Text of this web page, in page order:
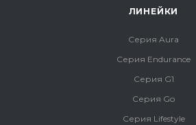
ЛИНЕЙКИ
Серия Aura
Серия Endurance
Серия G1
Серия Go
Серия Lifestyle